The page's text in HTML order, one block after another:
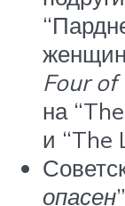
Four
на
и “The
опасен